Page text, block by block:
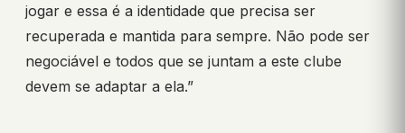
jogar e essa é a identidade que precisa ser
recuperada e mantida para sempre. Não pode ser
negociável e todos que se juntam a este clube
devem se adaptar a ela.”